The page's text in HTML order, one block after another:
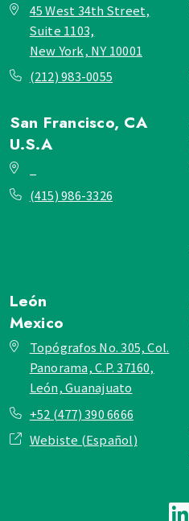
45 West 34th Street,
Suite 1103,
New York, NY 10001
(212) 983-0055
San Francisco, CA
U.S.A
(415) 986-3326
León
Mexico
Topógrafos No. 305, Col.
Panorama, C.P. 37160,
León, Guanajuato
+52 (477) 390 6666
Webiste (Español)